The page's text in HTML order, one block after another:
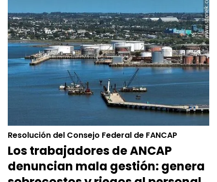
Resolución del Consejo Federal de FANCAP
Los trabajadores de ANCAP
denuncian mala gestión: genera